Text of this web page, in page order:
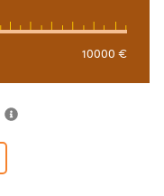
10000 €